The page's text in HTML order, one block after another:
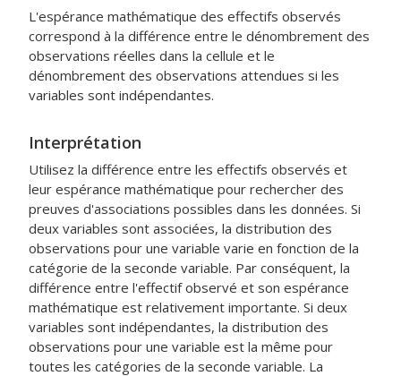
L'espérance mathématique des effectifs observés
correspond à la différence entre le dénombrement des
observations réelles dans la cellule et le
dénombrement des observations attendues si les
variables sont indépendantes.
Interprétation
Utilisez la différence entre les effectifs observés et
leur espérance mathématique pour rechercher des
preuves d'associations possibles dans les données. Si
deux variables sont associées, la distribution des
observations pour une variable varie en fonction de la
catégorie de la seconde variable. Par conséquent, la
différence entre l'effectif observé et son espérance
mathématique est relativement importante. Si deux
variables sont indépendantes, la distribution des
observations pour une variable est la même pour
toutes les catégories de la seconde variable. La